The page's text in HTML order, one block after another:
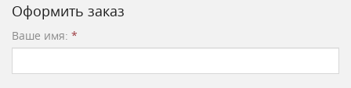
Оформить заказ
Ваше имя: *